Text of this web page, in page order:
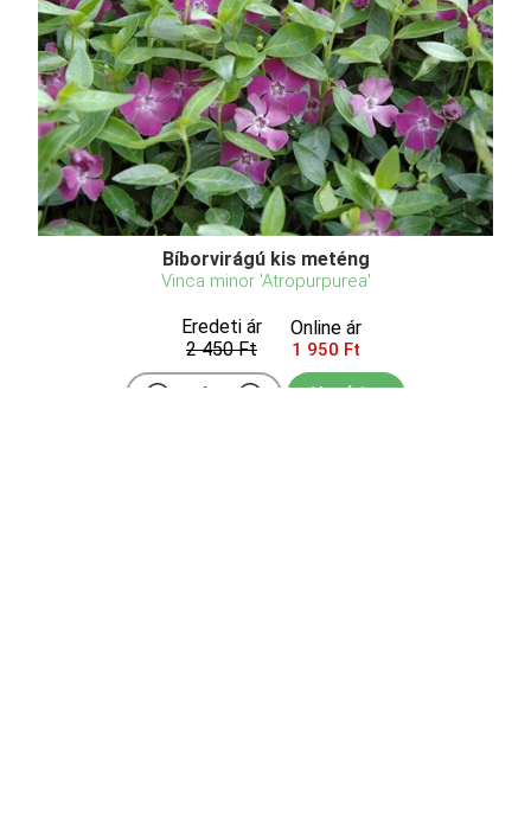
Bíborvirágú kis meténg
Vinca minor 'Atropurpurea'
Eredeti ár
2 450 Ft
Online ár
1 950 Ft